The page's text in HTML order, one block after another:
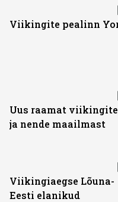
Viikingite pealinn
Uus raamat
ja nende maailmast
Viikingiaegse Lõuna-
Eesti elanikud